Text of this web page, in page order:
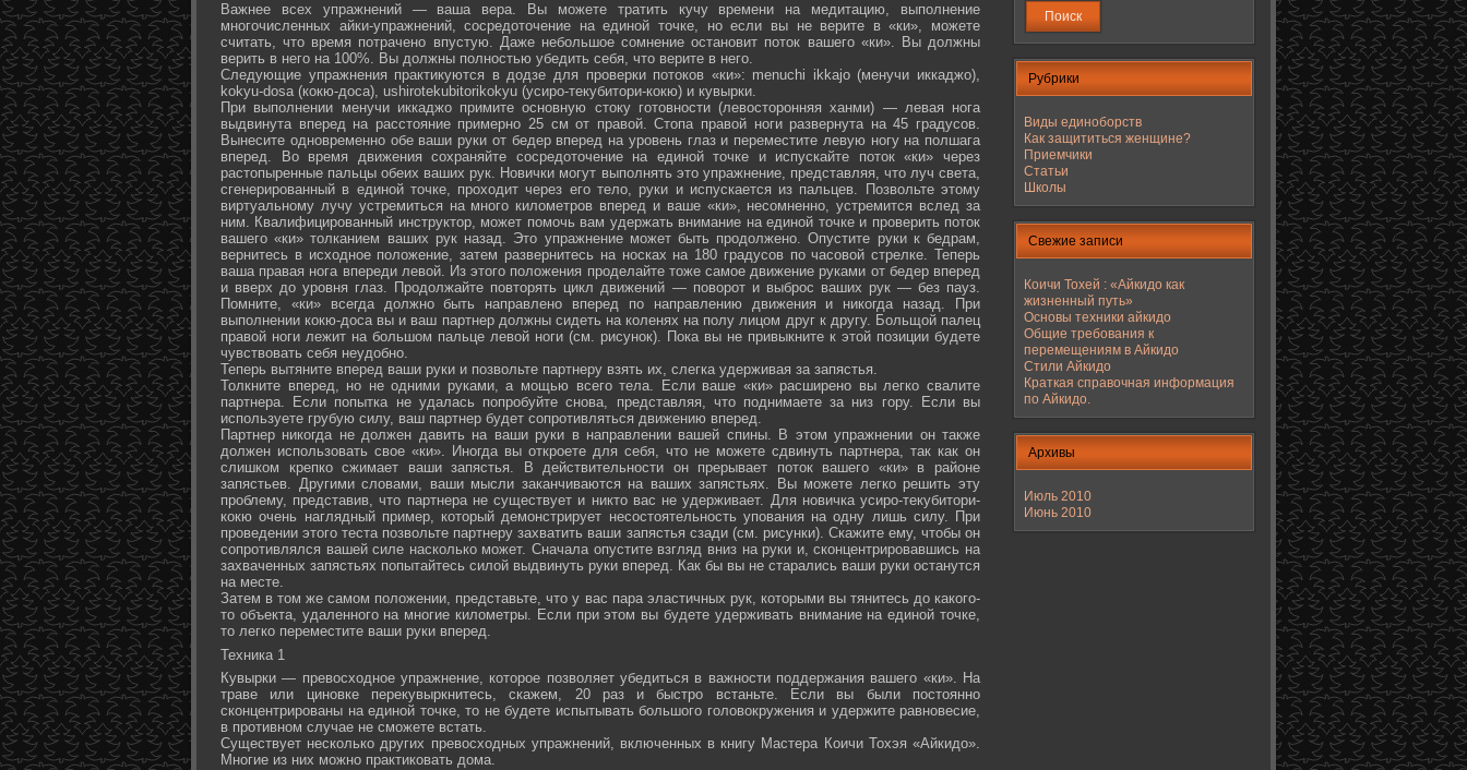
Важнее всех упражнений — ваша вера. Вы можете тратить кучу времени на медитацию, выполнение
многочисленных айки-упражнений, сосредоточение на единой точке, но если вы не верите в «ки», можете
считать, что время потрачено впустую. Даже небольшое сомнение остановит поток вашего «ки». Вы должны
верить в него на 100%. Вы должны полностью убедить себя, что верите в него.
Следующие упражнения практикуются в додзе для проверки потоков «ки»: menuchi ikkajo (менучи иккаджо),
kokyu-dosa (кокю-доса), ushiro­tekubitori­kokyu (усиро-текубитори-кокю) и кувырки.
При выполнении менучи иккаджо примите основную стоку готовности (левосторонняя ханми) — левая нога
выдвинута вперед на расстояние примерно 25 см от правой. Стопа правой ноги развернута на 45 градусов.
Вынесите одновременно обе ваши руки от бедер вперед на уровень глаз и переместите левую ногу на полшага
вперед. Во время движения сохраняйте сосредоточение на единой точке и испускайте поток «ки» через
растопыренные пальцы обеих ваших рук. Новички могут выполнять это упражнение, представляя, что луч света,
сгенерированный в единой точке, проходит через его тело, руки и испускается из пальцев. Позвольте этому
виртуальному лучу устремиться на много километров вперед и ваше «ки», несомненно, устремится вслед за
ним. Квалифицированный инструктор, может помочь вам удержать внимание на единой точке и проверить поток
вашего «ки» толканием ваших рук назад. Это упражнение может быть продолжено. Опустите руки к бедрам,
вернитесь в исходное положение, затем развернитесь на носках на 180 градусов по часовой стрелке. Теперь
ваша правая нога впереди левой. Из этого положения проделайте тоже самое движение руками от бедер вперед
и вверх до уровня глаз. Продолжайте повторять цикл движений — поворот и выброс ваших рук — без пауз.
Помните, «ки» всегда должно быть направлено вперед по направлению движения и никогда назад. При
выполнении кокю-доса вы и ваш партнер должны сидеть на коленях на полу лицом друг к другу. Больщой палец
правой ноги лежит на большом пальце левой ноги (см. рисунок). Пока вы не привыкните к этой позиции будете
чувствовать себя неудобно.
Теперь вытяните вперед ваши руки и позвольте партнеру взять их, слегка удерживая за запястья.
Толкните вперед, но не одними руками, а мощью всего тела. Если ваше «ки» расширено вы легко свалите
партнера. Если попытка не удалась попробуйте снова, представляя, что поднимаете за низ гору. Если вы
используете грубую силу, ваш партнер будет сопротивляться движению вперед.
Партнер никогда не должен давить на ваши руки в направлении вашей спины. В этом упражнении он также
должен использовать свое «ки». Иногда вы откроете для себя, что не можете сдвинуть партнера, так как он
слишком крепко сжимает ваши запястья. В действительности он прерывает поток вашего «ки» в районе
запястьев. Другими словами, ваши мысли заканчиваются на ваших запястьях. Вы можете легко решить эту
проблему, представив, что партнера не существует и никто вас не удерживает. Для новичка усиро-текубитори-
кокю очень наглядный пример, который демонстрирует несостоятельность упования на одну лишь силу. При
проведении этого теста позвольте партнеру захватить ваши запястья сзади (см. рисунки). Скажите ему, чтобы он
сопротивлялся вашей силе насколько может. Сначала опустите взгляд вниз на руки и, сконцентрировавшись на
захваченных запястьях попытайтесь силой выдвинуть руки вперед. Как бы вы не старались ваши руки останутся
на месте.
Затем в том же самом положении, представьте, что у вас пара эластичных рук, которыми вы тянитесь до какого-
то объекта, удаленного на многие километры. Если при этом вы будете удерживать внимание на единой точке,
то легко переместите ваши руки вперед.
Техника 1
Кувырки — превосходное упражнение, которое позволяет убедиться в важности поддержания вашего «ки». На
траве или циновке перекувыркнитесь, скажем, 20 раз и быстро встаньте. Если вы были постоянно
сконцентрированы на единой точке, то не будете испытывать большого головокружения и удержите равновесие,
в противном случае не сможете встать.
Существует несколько других превосходных упражнений, включенных в книгу Мастера Коичи Тохэя «Айкидо».
Многие из них можно практиковать дома.
Рубрики
Виды единоборств
Как защититься женщине?
Приемчики
Статьи
Школы
Свежие записи
Коичи Тохей : «Айкидо как
жизненный путь»
Основы техники айкидо
Общие требования к
перемещениям в Айкидо
Стили Айкидо
Краткая справочная информация
по Айкидо.
Архивы
Июль 2010
Июнь 2010